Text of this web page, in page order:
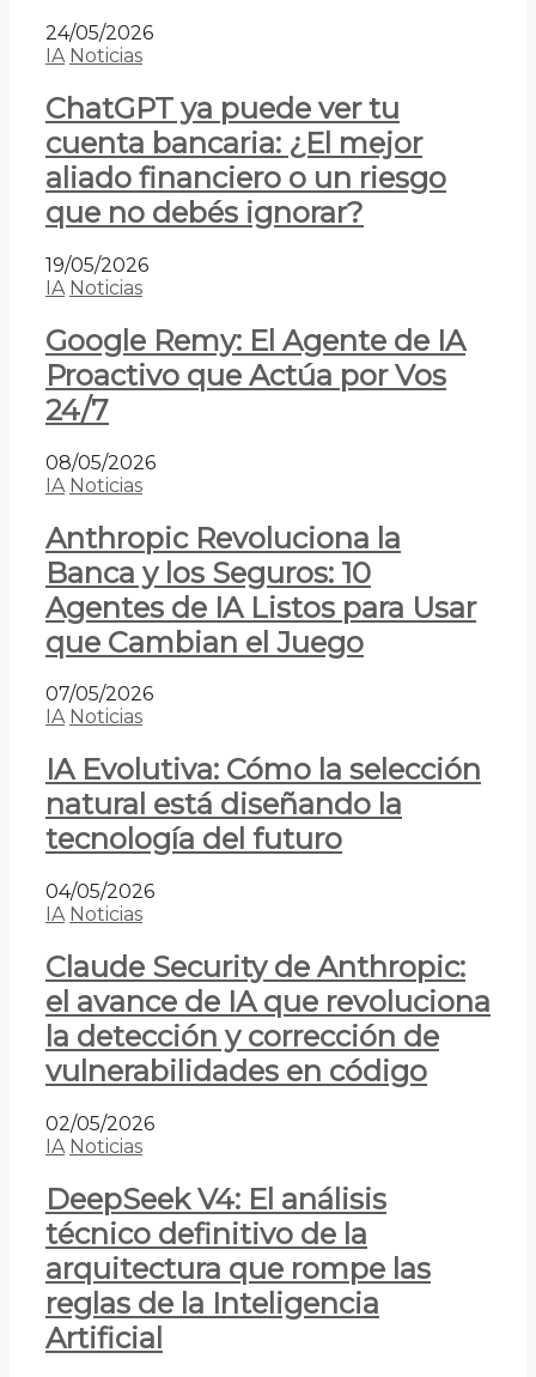
24/05/2026
IA Noticias
ChatGPT ya puede ver tu
cuenta bancaria: ¿El mejor
aliado financiero o un riesgo
que no debés ignorar?
19/05/2026
IA Noticias
Google Remy: El Agente de IA
Proactivo que Actúa por Vos
24/7
08/05/2026
IA Noticias
Anthropic Revoluciona la
Banca y los Seguros: 10
Agentes de IA Listos para Usar
que Cambian el Juego
07/05/2026
IA Noticias
IA Evolutiva: Cómo la selección
natural está diseñando la
tecnología del futuro
04/05/2026
IA Noticias
Claude Security de Anthropic:
el avance de IA que revoluciona
la detección y corrección de
vulnerabilidades en código
02/05/2026
IA Noticias
DeepSeek V4: El análisis
técnico definitivo de la
arquitectura que rompe las
reglas de la Inteligencia
Artificial